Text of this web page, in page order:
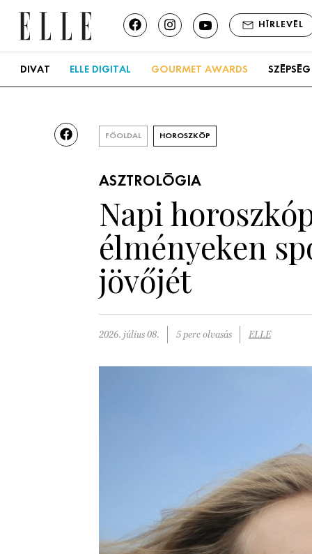
HÍRLEVÉL
DIVAT ELLE DIGITAL GOURMET AWARDS SZÉPSÉG
FŐOLDAL HOROSZKÓP
ASZTROLÓGIA
Napi
élményeken
jövőjét
2026. július 08. 5 perc olvasás ELLE